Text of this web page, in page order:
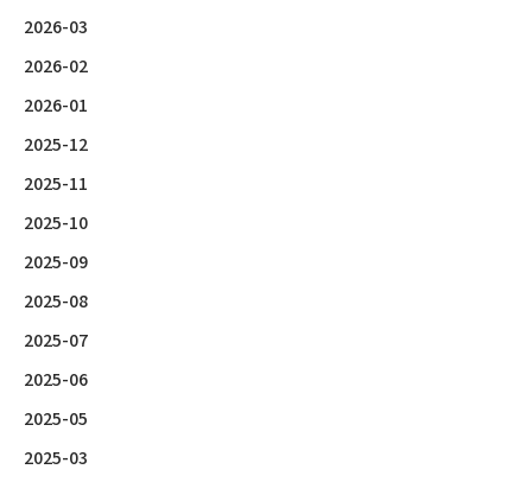
2026-03
2026-02
2026-01
2025-12
2025-11
2025-10
2025-09
2025-08
2025-07
2025-06
2025-05
2025-03